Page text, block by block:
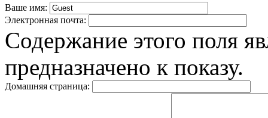
Ваше имя:
Электронная почта:
Содержание этого поля
предназначено к показу.
Домашняя страница: